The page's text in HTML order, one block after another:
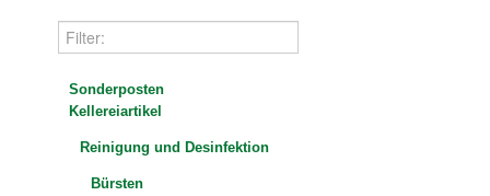
Sonderposten
Kellereiartikel
Reinigung und Desinfektion
Bürsten